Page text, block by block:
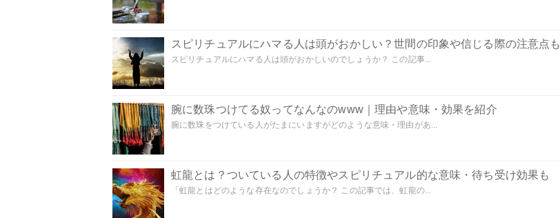
スピリチュアルにハマる人は頭がおかしい？世間の印象や信じる際の注意点も
スピリチュアルにハマる人は頭がおかしいのでしょうか？ この記事...
腕に数珠つけてる奴ってなんなのwww｜理由や意味・効果を紹介
腕に数珠をつけている人がたまにいますがどのような意味・理由があ...
虹龍とは？ついている人の特徴やスピリチュアル的な意味・待ち受け効果も
「虹龍とはどのような存在なのでしょうか？ この記事では、虹龍の...